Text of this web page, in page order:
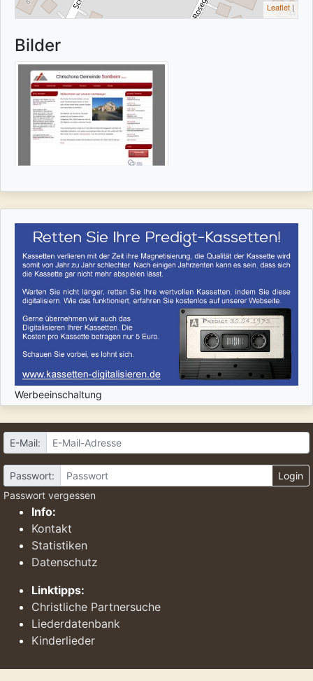
Leaflet |
Bilder
Werbeeinschaltung
E-Mail:
Passwort:
Login
Passwort vergessen
Info:
Kontakt
Statistiken
Datenschutz
Linktipps:
Christliche Partnersuche
Liederdatenbank
Kinderlieder